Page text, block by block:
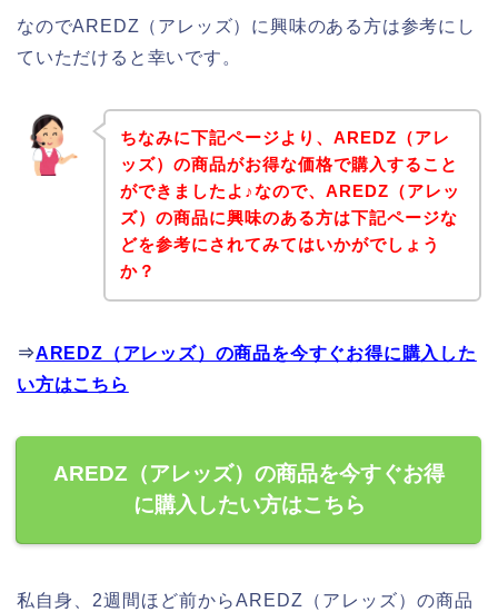
なのでAREDZ（アレッズ）に興味のある方は参考にし
ていただけると幸いです。
ちなみに下記ページより、AREDZ（アレ
ッズ）の商品がお得な価格で購入すること
ができましたよ♪なので、AREDZ（アレッ
ズ）の商品に興味のある方は下記ページな
どを参考にされてみてはいかがでしょう
か？
⇒AREDZ（アレッズ）の商品を今すぐお得に購入した
い方はこちら
AREDZ（アレッズ）の商品を今すぐお得
に購入したい方はこちら
私自身、2週間ほど前からAREDZ（アレッズ）の商品